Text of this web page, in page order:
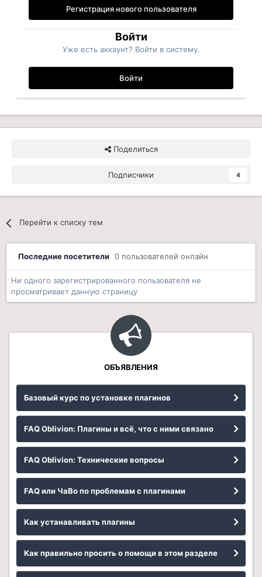
Регистрация нового пользователя
Войти
Уже есть аккаунт? Войти в систему.
Войти
Поделиться
Подписчики 4
Перейти к списку тем
Последние посетители 0 пользователей онлайн
Ни одного зарегистрированного пользователя не
просматривает данную страницу
ОБЪЯВЛЕНИЯ
Базовый курс по установке плагинов
FAQ Oblivion: Плагины и всё, что с ними связано
FAQ Oblivion: Технические вопросы
FAQ или ЧаВо по проблемам с плагинами
Как устанавливать плагины
Как правильно просить о помощи в этом разделе